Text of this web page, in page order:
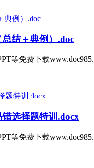
结＋典例）.doc
等免费下载
选择题特训.docx
等免费下载